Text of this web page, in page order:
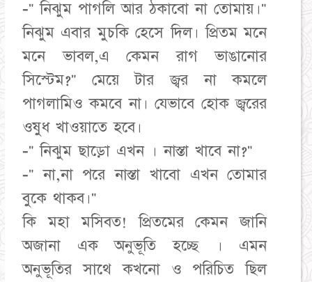
-" নিঝুম পাগলি আর ঠকাবো না তোমায়।"
নিঝুম এবার মুচকি হেসে দিল। প্রিতম মনে
মনে ভাবল,এ কেমন রাগ ভাঙানোর
সিস্টেম?" মেয়ে টার জ্বর না কমলে
পাগলামিও কমবে না। যেভাবে হোক জ্বরের
ওষুধ খাওয়াতে হবে।
-" নিঝুম ছাড়ো এখন । নাস্তা খাবে না?"
-" না,না পরে নাস্তা খাবো এখন তোমার
বুকে থাকব।"
কি মহা মসিবত! প্রিতমের কেমন জানি
অজানা এক অনুভূতি হচ্ছে । এমন
অনুভূতির সাথে কখনো ও পরিচিত ছিল